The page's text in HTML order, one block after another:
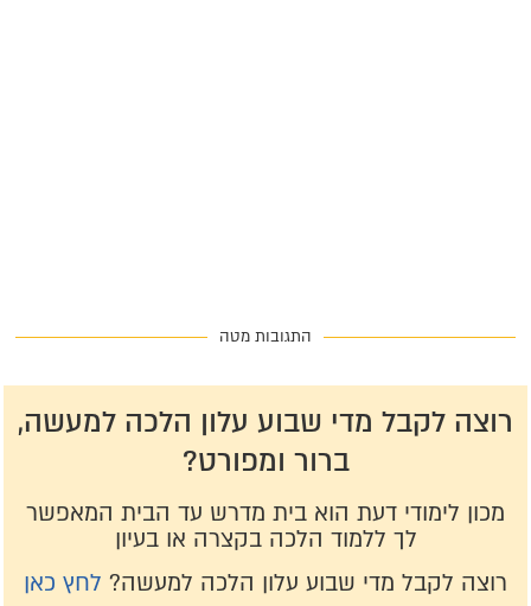
התגובות מטה
רוצה לקבל מדי שבוע עלון הלכה למעשה,
ברור ומפורט?
מכון לימודי דעת הוא בית מדרש עד הבית המאפשר
לך ללמוד הלכה בקצרה או בעיון
רוצה לקבל מדי שבוע עלון הלכה למעשה? לחץ כאן